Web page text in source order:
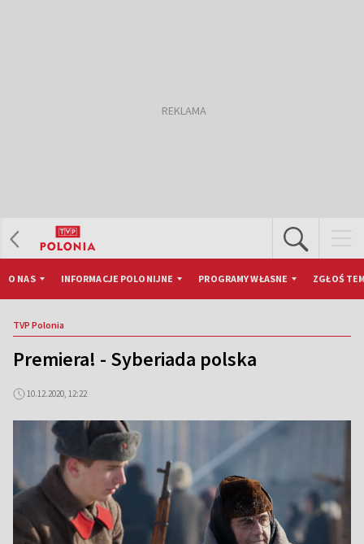
O NAS INFORMACJE POLONIJNE PROGRAMY WŁASNE ZGŁOŚ
TVP Polonia
Premiera! - Syberiada polska
10.12.2020, 12:22